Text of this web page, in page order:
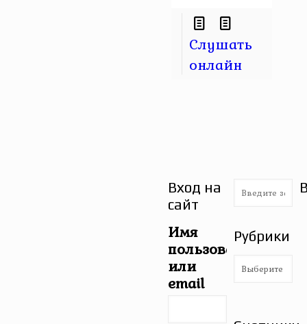
Слушать
онлайн
Вход на
сайт
Имя
пользователя
или
email
Рубрики
Рубрики